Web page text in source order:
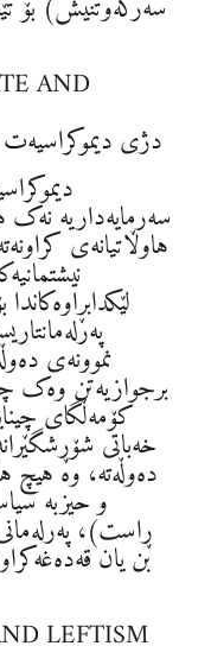
AND
دژی
سەرمایەداریە
هاوڵاتیانەی
نموونەی
برجوازیەتن وەک
کۆمەڵگای
خەباتی
دەوڵەتە، وە هیچ
و حیزبە
ڕاست)،
بن یان
LEFTISM